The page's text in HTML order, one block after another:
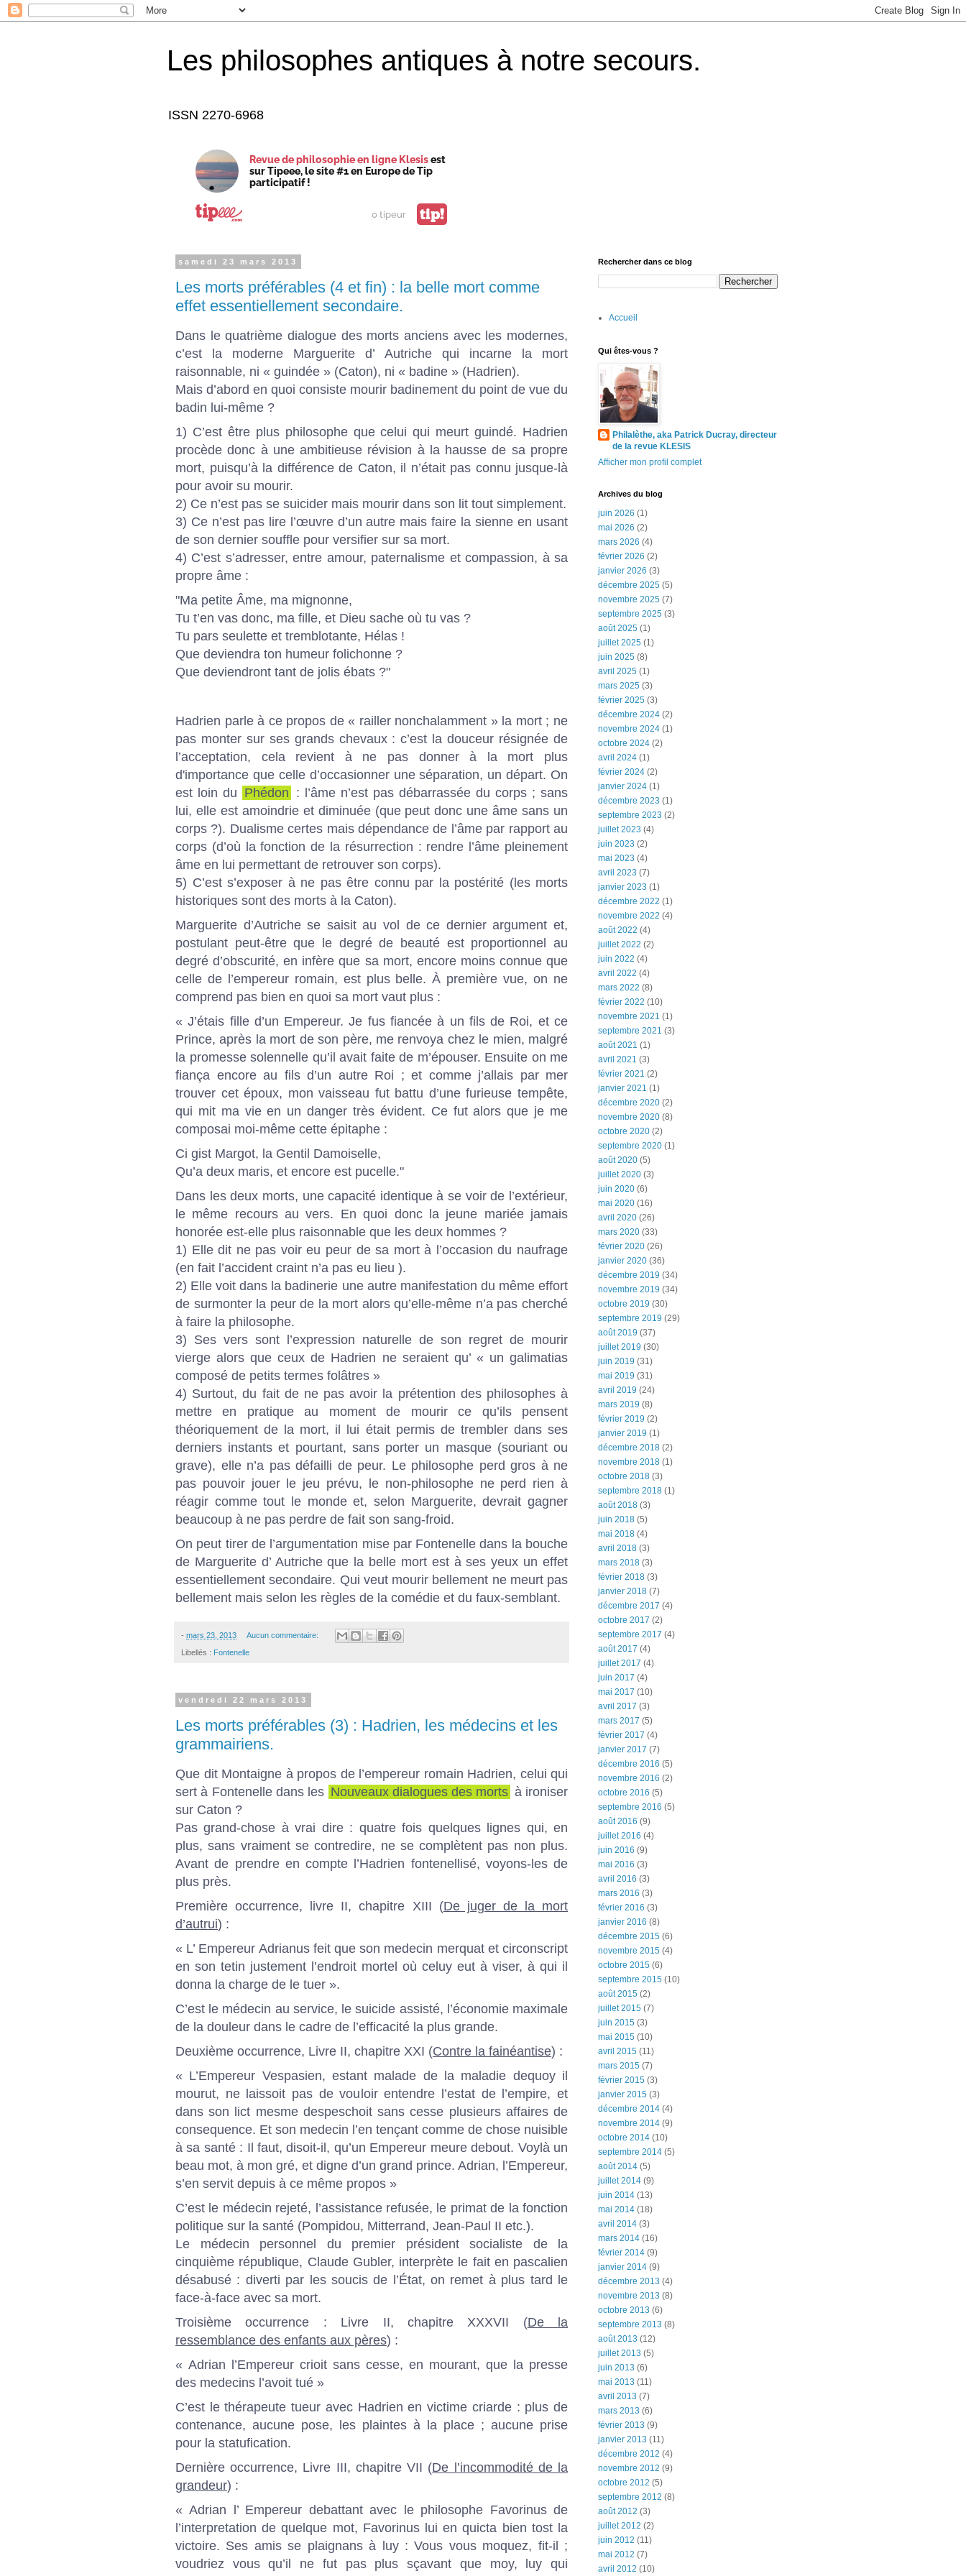
Les philosophes antiques à notre secours.
ISSN 2270-6968
Revue de philosophie en ligne Klesisest
sur Tipeee, le site #1 en Europe de Tip
participatif !
0 tipeur tip!
samedi 23 mars 2013
Les morts préférables (4 et fin) : la belle mort comme
effet essentiellement secondaire.
Dans le quatrième dialogue des morts anciens avec les modernes,
c’est la moderne Marguerite d’ Autriche qui incarne la mort
raisonnable, ni « guindée » (Caton), ni « badine » (Hadrien).
Mais d’abord en quoi consiste mourir badinement du point de vue du
badin lui-même ?
1) C’est être plus philosophe que celui qui meurt guindé. Hadrien
procède donc à une ambitieuse révision à la hausse de sa propre
mort, puisqu’à la différence de Caton, il n’était pas connu jusque-là
pour avoir su mourir.
2) Ce n’est pas se suicider mais mourir dans son lit tout simplement.
3) Ce n’est pas lire l’œuvre d’un autre mais faire la sienne en usant
de son dernier souffle pour versifier sur sa mort.
4) C’est s’adresser, entre amour, paternalisme et compassion, à sa
propre âme :
"Ma petite Âme, ma mignonne,
Tu t’en vas donc, ma fille, et Dieu sache où tu vas ?
Tu pars seulette et tremblotante, Hélas !
Que deviendra ton humeur folichonne ?
Que deviendront tant de jolis ébats ?"
Hadrien parle à ce propos de « railler nonchalamment » la mort ; ne
pas monter sur ses grands chevaux : c’est la douceur résignée de
l’acceptation, cela revient à ne pas donner à la mort plus
d'importance que celle d’occasionner une séparation, un départ. On
est loin du Phédon : l’âme n’est pas débarrassée du corps ; sans
lui, elle est amoindrie et diminuée (que peut donc une âme sans un
corps ?). Dualisme certes mais dépendance de l’âme par rapport au
corps (d’où la fonction de la résurrection : rendre l’âme pleinement
âme en lui permettant de retrouver son corps).
5) C’est s’exposer à ne pas être connu par la postérité (les morts
historiques sont des morts à la Caton).
Marguerite d’Autriche se saisit au vol de ce dernier argument et,
postulant peut-être que le degré de beauté est proportionnel au
degré d’obscurité, en infère que sa mort, encore moins connue que
celle de l’empereur romain, est plus belle. À première vue, on ne
comprend pas bien en quoi sa mort vaut plus :
« J’étais fille d’un Empereur. Je fus fiancée à un fils de Roi, et ce
Prince, après la mort de son père, me renvoya chez le mien, malgré
la promesse solennelle qu’il avait faite de m’épouser. Ensuite on me
fiança encore au fils d’un autre Roi ; et comme j’allais par mer
trouver cet époux, mon vaisseau fut battu d’une furieuse tempête,
qui mit ma vie en un danger très évident. Ce fut alors que je me
composai moi-même cette épitaphe :
Ci gist Margot, la Gentil Damoiselle,
Qu’a deux maris, et encore est pucelle."
Dans les deux morts, une capacité identique à se voir de l’extérieur,
le même recours au vers. En quoi donc la jeune mariée jamais
honorée est-elle plus raisonnable que les deux hommes ?
1) Elle dit ne pas voir eu peur de sa mort à l’occasion du naufrage
(en fait l’accident craint n’a pas eu lieu ).
2) Elle voit dans la badinerie une autre manifestation du même effort
de surmonter la peur de la mort alors qu’elle-même n’a pas cherché
à faire la philosophe.
3) Ses vers sont l’expression naturelle de son regret de mourir
vierge alors que ceux de Hadrien ne seraient qu’ « un galimatias
composé de petits termes folâtres »
4) Surtout, du fait de ne pas avoir la prétention des philosophes à
mettre en pratique au moment de mourir ce qu’ils pensent
théoriquement de la mort, il lui était permis de trembler dans ses
derniers instants et pourtant, sans porter un masque (souriant ou
grave), elle n’a pas défailli de peur. Le philosophe perd gros à ne
pas pouvoir jouer le jeu prévu, le non-philosophe ne perd rien à
réagir comme tout le monde et, selon Marguerite, devrait gagner
beaucoup à ne pas perdre de fait son sang-froid.
On peut tirer de l’argumentation mise par Fontenelle dans la bouche
de Marguerite d’ Autriche que la belle mort est à ses yeux un effet
essentiellement secondaire. Qui veut mourir bellement ne meurt pas
bellement mais selon les règles de la comédie et du faux-semblant.
- mars 23, 2013 Aucun commentaire:
Libellés : Fontenelle
vendredi 22 mars 2013
Les morts préférables (3) : Hadrien, les médecins et les
grammairiens.
Que dit Montaigne à propos de l’empereur romain Hadrien, celui qui
sert à Fontenelle dans les Nouveaux dialogues des morts à ironiser
sur Caton ?
Pas grand-chose à vrai dire : quatre fois quelques lignes qui, en
plus, sans vraiment se contredire, ne se complètent pas non plus.
Avant de prendre en compte l’Hadrien fontenellisé, voyons-les de
plus près.
Première occurrence, livre II, chapitre XIII (De juger de la mort
d’autrui) :
« L’ Empereur Adrianus feit que son medecin merquat et circonscript
en son tetin justement l’endroit mortel où celuy eut à viser, à qui il
donna la charge de le tuer ».
C’est le médecin au service, le suicide assisté, l’économie maximale
de la douleur dans le cadre de l’efficacité la plus grande.
Deuxième occurrence, Livre II, chapitre XXI (Contre la fainéantise) :
« L’Empereur Vespasien, estant malade de la maladie dequoy il
mourut, ne laissoit pas de vouloir entendre l’estat de l’empire, et
dans son lict mesme despeschoit sans cesse plusieurs affaires de
consequence. Et son medecin l’en tençant comme de chose nuisible
à sa santé : Il faut, disoit-il, qu’un Empereur meure debout. Voylà un
beau mot, à mon gré, et digne d’un grand prince. Adrian, l’Empereur,
s’en servit depuis à ce même propos »
C’est le médecin rejeté, l’assistance refusée, le primat de la fonction
politique sur la santé (Pompidou, Mitterrand, Jean-Paul II etc.).
Le médecin personnel du premier président socialiste de la
cinquième république, Claude Gubler, interprète le fait en pascalien
désabusé : diverti par les soucis de l’État, on remet à plus tard le
face-à-face avec sa mort.
Troisième occurrence : Livre II, chapitre XXXVII (De la
ressemblance des enfants aux pères) :
« Adrian l’Empereur crioit sans cesse, en mourant, que la presse
des medecins l’avoit tué »
C’est le thérapeute tueur avec Hadrien en victime criarde : plus de
contenance, aucune pose, les plaintes à la place ; aucune prise
pour la statufication.
Dernière occurrence, Livre III, chapitre VII (De l’incommodité de la
grandeur) :
« Adrian l’ Empereur debattant avec le philosophe Favorinus de
l’interpretation de quelque mot, Favorinus lui en quicta bien tost la
victoire. Ses amis se plaignans à luy : Vous vous moquez, fit-il ;
voudriez vous qu’il ne fut pas plus sçavant que moy, luy qui
Rechercher dans ce blog
Accueil
Qui êtes-vous ?
Philalèthe, aka Patrick Ducray, directeur
de la revue KLESIS
Afficher mon profil complet
Archives du blog
juin 2026 (1)
mai 2026 (2)
mars 2026 (4)
février 2026 (2)
janvier 2026 (3)
décembre 2025 (5)
novembre 2025 (7)
septembre 2025 (3)
août 2025 (1)
juillet 2025 (1)
juin 2025 (8)
avril 2025 (1)
mars 2025 (3)
février 2025 (3)
décembre 2024 (2)
novembre 2024 (1)
octobre 2024 (2)
avril 2024 (1)
février 2024 (2)
janvier 2024 (1)
décembre 2023 (1)
septembre 2023 (2)
juillet 2023 (4)
juin 2023 (2)
mai 2023 (4)
avril 2023 (7)
janvier 2023 (1)
décembre 2022 (1)
novembre 2022 (4)
août 2022 (4)
juillet 2022 (2)
juin 2022 (4)
avril 2022 (4)
mars 2022 (8)
février 2022 (10)
novembre 2021 (1)
septembre 2021 (3)
août 2021 (1)
avril 2021 (3)
février 2021 (2)
janvier 2021 (1)
décembre 2020 (2)
novembre 2020 (8)
octobre 2020 (2)
septembre 2020 (1)
août 2020 (5)
juillet 2020 (3)
juin 2020 (6)
mai 2020 (16)
avril 2020 (26)
mars 2020 (33)
février 2020 (26)
janvier 2020 (36)
décembre 2019 (34)
novembre 2019 (34)
octobre 2019 (30)
septembre 2019 (29)
août 2019 (37)
juillet 2019 (30)
juin 2019 (31)
mai 2019 (31)
avril 2019 (24)
mars 2019 (8)
février 2019 (2)
janvier 2019 (1)
décembre 2018 (2)
novembre 2018 (1)
octobre 2018 (3)
septembre 2018 (1)
août 2018 (3)
juin 2018 (5)
mai 2018 (4)
avril 2018 (3)
mars 2018 (3)
février 2018 (3)
janvier 2018 (7)
décembre 2017 (4)
octobre 2017 (2)
septembre 2017 (4)
août 2017 (4)
juillet 2017 (4)
juin 2017 (4)
mai 2017 (10)
avril 2017 (3)
mars 2017 (5)
février 2017 (4)
janvier 2017 (7)
décembre 2016 (5)
novembre 2016 (2)
octobre 2016 (5)
septembre 2016 (5)
août 2016 (9)
juillet 2016 (4)
juin 2016 (9)
mai 2016 (3)
avril 2016 (3)
mars 2016 (3)
février 2016 (3)
janvier 2016 (8)
décembre 2015 (6)
novembre 2015 (4)
octobre 2015 (6)
septembre 2015 (10)
août 2015 (2)
juillet 2015 (7)
juin 2015 (3)
mai 2015 (10)
avril 2015 (11)
mars 2015 (7)
février 2015 (3)
janvier 2015 (3)
décembre 2014 (4)
novembre 2014 (9)
octobre 2014 (10)
septembre 2014 (5)
août 2014 (5)
juillet 2014 (9)
juin 2014 (13)
mai 2014 (18)
avril 2014 (3)
mars 2014 (16)
février 2014 (9)
janvier 2014 (9)
décembre 2013 (4)
novembre 2013 (8)
octobre 2013 (6)
septembre 2013 (8)
août 2013 (12)
juillet 2013 (5)
juin 2013 (6)
mai 2013 (11)
avril 2013 (7)
mars 2013 (6)
février 2013 (9)
janvier 2013 (11)
décembre 2012 (4)
novembre 2012 (9)
octobre 2012 (5)
septembre 2012 (8)
août 2012 (3)
juillet 2012 (2)
juin 2012 (11)
mai 2012 (7)
avril 2012 (10)